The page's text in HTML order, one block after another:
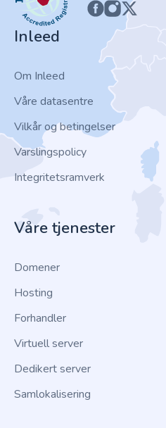
Inleed
Om Inleed
Våre datasentre
Vilkår og betingelser
Varslingspolicy
Integritetsramverk
Våre tjenester
Domener
Hosting
Forhandler
Virtuell server
Dedikert server
Samlokalisering